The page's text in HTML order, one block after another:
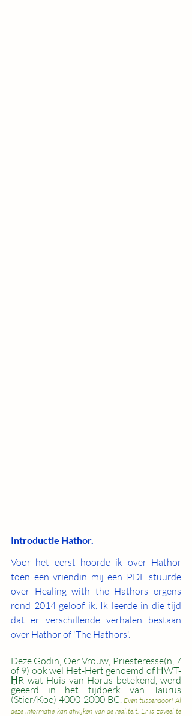
Introductie Hathor.
Voor het eerst hoorde ik over Hathor
toen een vriendin mij een PDF stuurde
over Healing with the Hathors ergens
rond 2014 geloof ik. Ik leerde in die tijd
dat er verschillende verhalen bestaan
over Hathor of 'The Hathors'.
Deze Godin, Oer Vrouw, Priesteresse(n, 7
of 9) ook wel Het-Hert genoemd of ḤWT-
ḤR wat Huis van Horus betekend, werd
geëerd in het tijdperk van Taurus
(Stier/Koe) 4000-2000 BC. Even tussendoor! Al
deze informatie kan afwijken van de realiteit. Er is zoveel te